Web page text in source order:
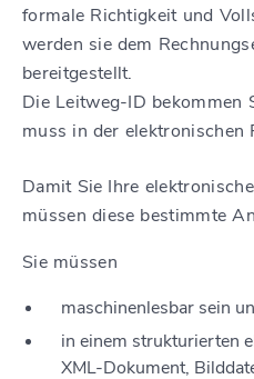
formale Richtigkeit und
werden sie dem
bereitgestellt.
Die Leitweg-ID bekommen
muss in der elektronischen
Damit Sie Ihre
müssen diese bestimmte
Sie müssen
maschinenlesbar sein
in einem strukturierten
XML-Dokument,